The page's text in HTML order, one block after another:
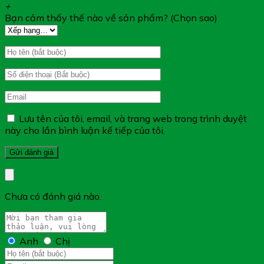
Đối Tượng Sử Dụng FU90M:
Nam giới trưởng thành có biểu hiện: thận hư, sinh lý
yếu
Nam giới muốn tăng cường sinh lực và cải thiện sinh
lý
Hướng Dẫn Sử Dụng FU90M:
Ngày uống 1-2 viên. Nên uống sau ăn để tăng tác
dụng của sản phẩm
*Lưu ý:
+
Bạn cảm thấy thế nào về sản phẩm? (Chọn sao)
Lưu tên của tôi, email, và trang web trong trình duyệt
này cho lần bình luận kế tiếp của tôi.
Chưa có đánh giá nào.
Anh Chị